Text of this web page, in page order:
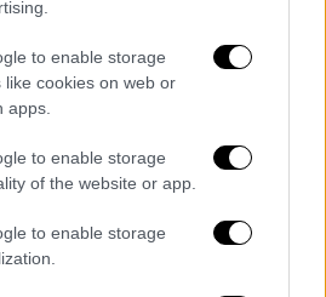
to enable storage
like cookies on web or
apps.
to enable storage
of the website or app.
to enable storage
να συμβεί από
ωστόσο είναι
της πολυπλοκότητας
και μεγαλύτερη